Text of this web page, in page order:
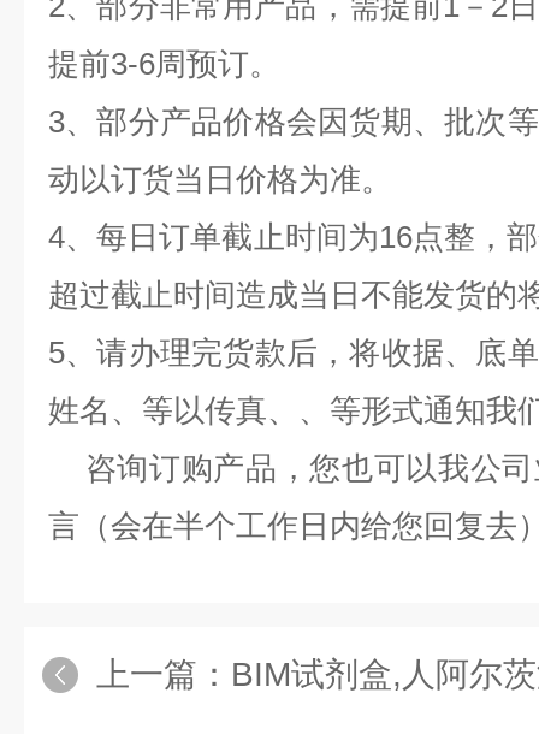
提前3-6周预订。
3、部分产品价格会因货期、批次
动以订货当日价格为准。
4、每日订单截止时间为16点整，
超过截止时间造成当日不能发货的
5、请办理完货款后，将收据、底
姓名、等以传真、、等形式通知我
咨询订购产品，您也可以我公
言（会在半个工作日内给您回复去
上一篇： BIM试剂盒,人阿尔茨海默病相关神经